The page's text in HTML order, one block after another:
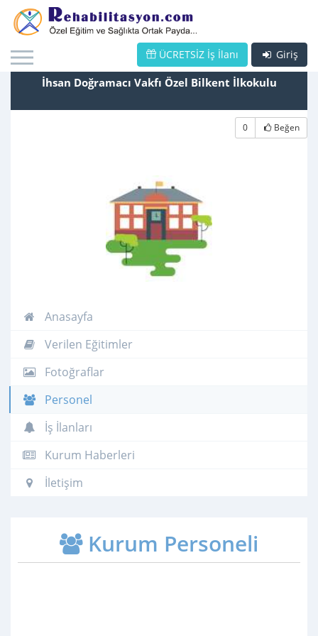
Giriş
ÜCRETSİZ İş İlanı
İhsan Doğramacı Vakfı Özel Bilkent İlkokulu
0 Beğen
Anasayfa
Verilen Eğitimler
Fotoğraflar
Personel
İş İlanları
Kurum Haberleri
İletişim
Kurum Personeli